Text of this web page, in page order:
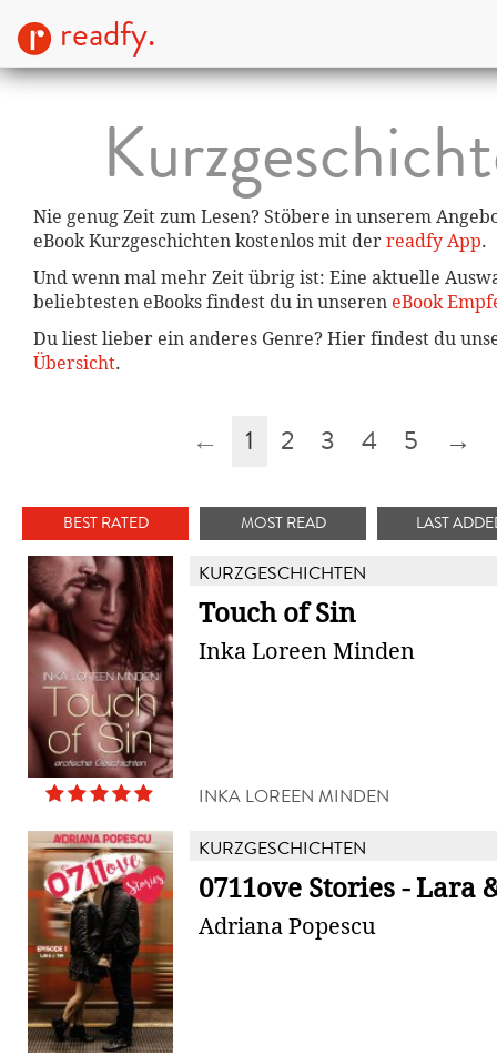
readfy.
Nie genug Zeit zum Lesen? Stöbere in unserem
eBook Kurzgeschichten kostenlos mit derreadfy App.
Und wenn mal mehr Zeit übrig ist: Eine aktuelle
beliebtesten eBooks findest du in unseren eBook
Du liest lieber ein anderes Genre? Hier findest du
Übersicht.
← 1 2 3 4 5 →
BEST RATED MOST READ LAST
KURZGESCHICHTEN
Touch of Sin
Inka Loreen Minden
INKA LOREEN MINDEN
KURZGESCHICHTEN
0711ove Stories - Lara
Adriana Popescu